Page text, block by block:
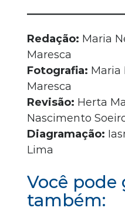
Redação: Maria
Maresca
Fotografia: Maria
Maresca
Revisão: Herta
Nascimento
Diagramação:
Lima
Você pode
também: